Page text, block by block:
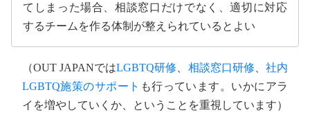
てしまった場合、相談窓口だけでなく、適切に対応
するチームを作る体制が整えられているとよい
（OUT JAPANではLGBTQ研修 相談窓口研修
社内
LGBTQ施策のサポート も行っています。いかにアラ
イを増やしていくか、ということを重視しています）